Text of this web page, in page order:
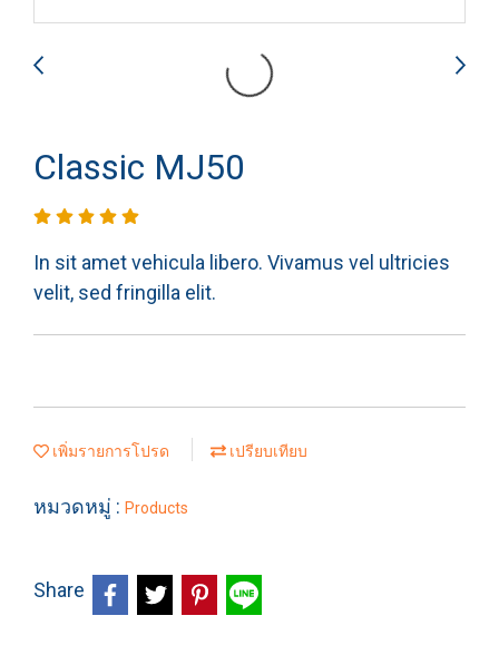
Classic MJ50
In sit amet vehicula libero. Vivamus vel ultricies
velit, sed fringilla elit.
เพิ่มรายการโปรด เปรียบเทียบ
หมวดหมู่ : Products
Share